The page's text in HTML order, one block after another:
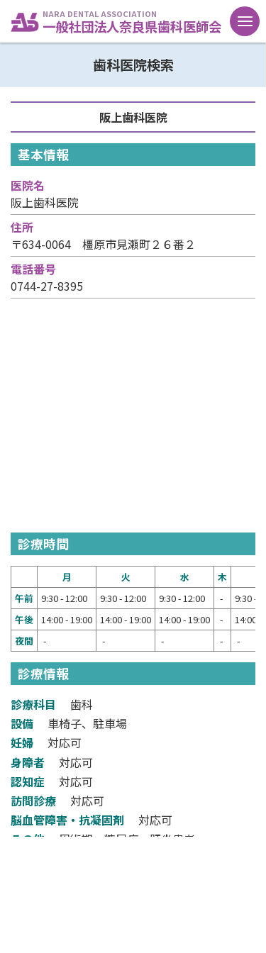
NARA DENTAL ASSOCIATION
一般社団法人奈良県歯科医師会
歯科医院検索
阪上歯科医院
基本情報
医院名
阪上歯科医院
住所
〒634-0064 橿原市見瀬町２６番２
電話番号
0744-27-8395
診療時間
月 火 水 木
午前
9:30 - 12:00 9:30 - 12:00 9:30 - 12:00 -
9:30 -
午後 14:00 - 19:00 14:00 - 19:00 14:00 - 19:00 -
14:00 -
夜間
- - - - -
診療情報
診療科目
歯科
設備
車椅子、駐車場
妊婦
対応可
身障者
対応可
認知症
対応可
訪問診療
対応可
脳血管障害・抗凝固剤
対応可
その他
周術期、糖尿病、肝炎患者